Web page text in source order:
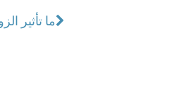
ما تأثير